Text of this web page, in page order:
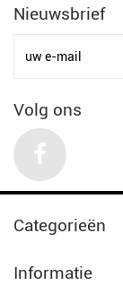
Nieuwsbrief
Volg ons
Categorieën
Informatie